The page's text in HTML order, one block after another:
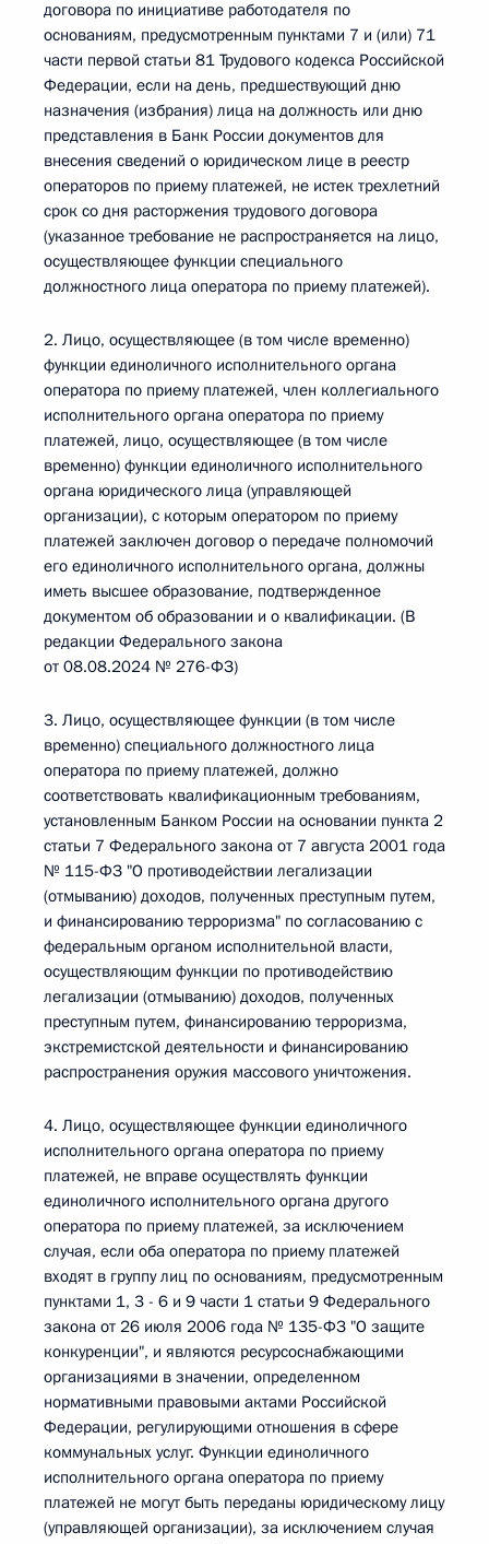
договора по инициативе работодателя по
основаниям, предусмотренным пунктами 7 и (или) 71
части первой статьи 81 Трудового кодекса Российской
Федерации, если на день, предшествующий дню
назначения (избрания) лица на должность или дню
представления в Банк России документов для
внесения сведений о юридическом лице в реестр
операторов по приему платежей, не истек трехлетний
срок со дня расторжения трудового договора
(указанное требование не распространяется на лицо,
осуществляющее функции специального
должностного лица оператора по приему платежей).
2. Лицо, осуществляющее (в том числе временно)
функции единоличного исполнительного органа
оператора по приему платежей, член коллегиального
исполнительного органа оператора по приему
платежей, лицо, осуществляющее (в том числе
временно) функции единоличного исполнительного
органа юридического лица (управляющей
организации), с которым оператором по приему
платежей заключен договор о передаче полномочий
его единоличного исполнительного органа, должны
иметь высшее образование, подтвержденное
документом об образовании и о квалификации. (В
редакции Федерального закона
от 08.08.2024 № 276-ФЗ)
3. Лицо, осуществляющее функции (в том числе
временно) специального должностного лица
оператора по приему платежей, должно
соответствовать квалификационным требованиям,
установленным Банком России на основании пункта 2
статьи 7 Федерального закона от 7 августа 2001 года
№ 115-ФЗ "О противодействии легализации
(отмыванию) доходов, полученных преступным путем,
и финансированию терроризма" по согласованию с
федеральным органом исполнительной власти,
осуществляющим функции по противодействию
легализации (отмыванию) доходов, полученных
преступным путем, финансированию терроризма,
экстремистской деятельности и финансированию
распространения оружия массового уничтожения.
4. Лицо, осуществляющее функции единоличного
исполнительного органа оператора по приему
платежей, не вправе осуществлять функции
единоличного исполнительного органа другого
оператора по приему платежей, за исключением
случая, если оба оператора по приему платежей
входят в группу лиц по основаниям, предусмотренным
пунктами 1, 3 - 6 и 9 части 1 статьи 9 Федерального
закона от 26 июля 2006 года № 135-ФЗ "О защите
конкуренции", и являются ресурсоснабжающими
организациями в значении, определенном
нормативными правовыми актами Российской
Федерации, регулирующими отношения в сфере
коммунальных услуг. Функции единоличного
исполнительного органа оператора по приему
платежей не могут быть переданы юридическому лицу
(управляющей организации), за исключением случая